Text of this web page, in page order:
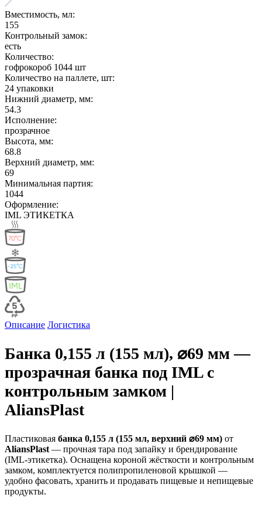
Вместимость, мл:
155
Контрольный замок:
есть
Количество:
гофрокороб 1044 шт
Количество на паллете, шт:
24 упаковки
Нижний диаметр, мм:
54.3
Исполнение:
прозрачное
Высота, мм:
68.8
Верхний диаметр, мм:
69
Минимальная партия:
1044
Оформление:
IML ЭТИКЕТКА
Описание Логистика
Банка 0,155 л (155 мл), ⌀69 мм —
прозрачная банка под IML с
контрольным замком |
AliansPlast
Пластиковая банка 0,155 л (155 мл, верхний ⌀69 мм) от
AliansPlast — прочная тара под запайку и брендирование
(IML-этикетка). Оснащена короной жёсткости и контрольным
замком, комплектуется полипропиленовой крышкой —
удобно фасовать, хранить и продавать пищевые и непищевые
продукты.